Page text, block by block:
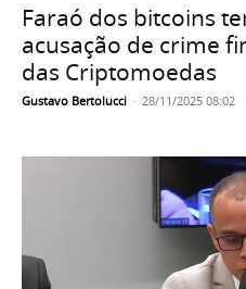
Faraó dos bitcoins
acusação de crime
das Criptomoedas
Gustavo Bertolucci - 28/11/2025 08:02